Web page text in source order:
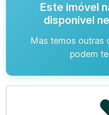
Este imóvel
disponível
Mas temos outras
podem